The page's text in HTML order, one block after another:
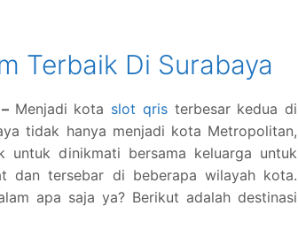
Terbaik Di Surabaya
Menjadi kota slot qristerbesar kedua di
tidak hanya menjadi kota Metropolitan,
dinikmati bersama keluarga untuk
dan tersebar di beberapa wilayah kota.
apa saja ya? Berikut adalah destinasi